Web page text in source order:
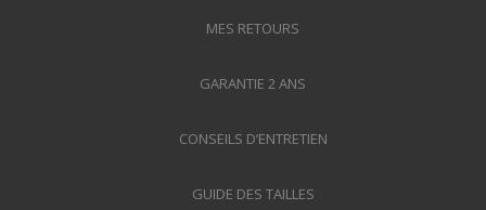
MES RETOURS
GARANTIE 2 ANS
CONSEILS D’ENTRETIEN
GUIDE DES TAILLES